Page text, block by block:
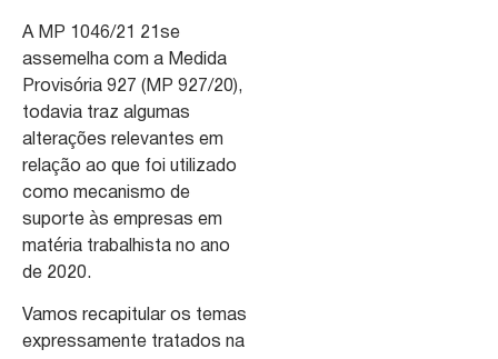
A MP 1046/21 21se
assemelha com a Medida
Provisória 927 (MP 927/20),
todavia traz algumas
alterações relevantes em
relação ao que foi utilizado
como mecanismo de
suporte às empresas em
matéria trabalhista no ano
de 2020.
Vamos recapitular os temas
expressamente tratados na